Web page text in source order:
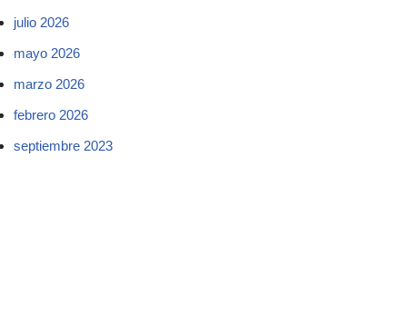
julio 2026
mayo 2026
marzo 2026
febrero 2026
septiembre 2023